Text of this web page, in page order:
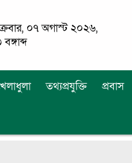
০৭ অগাস্ট ২০২৬,
তথ্যপ্রযুক্তি প্রবাস